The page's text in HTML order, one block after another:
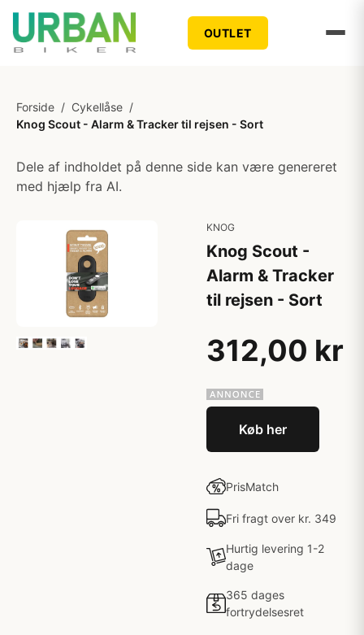
OUTLET
Forside / Cykellåse /
Knog Scout - Alarm & Tracker til rejsen - Sort
Dele af indholdet på denne side kan være genereret
med hjælp fra AI.
KNOG
Knog Scout -
Alarm & Tracker
til rejsen - Sort
312,00 kr
Køb her
PrisMatch
Fri fragt over kr. 349
Hurtig levering 1-2
dage
365 dages
fortrydelsesret